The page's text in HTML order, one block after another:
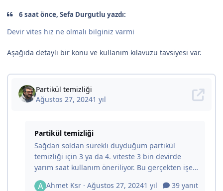
6 saat önce, Sefa Durgutlu yazdı:
Devir vites hız ne olmalı bilginiz varmi
Aşağıda detaylı bir konu ve kullanım kılavuzu tavsiyesi var.